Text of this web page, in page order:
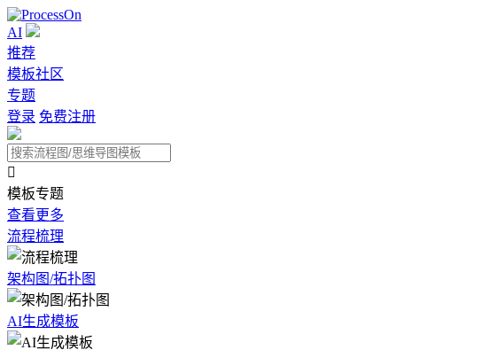
AI
推荐
模板社区
专题
登录 免费注册

模板专题
查看更多
流程梳理
架构图/拓扑图
AI生成模板